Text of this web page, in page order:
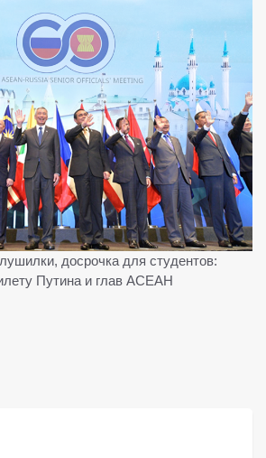
досрочка для студентов:
Путина и глав АСЕАН